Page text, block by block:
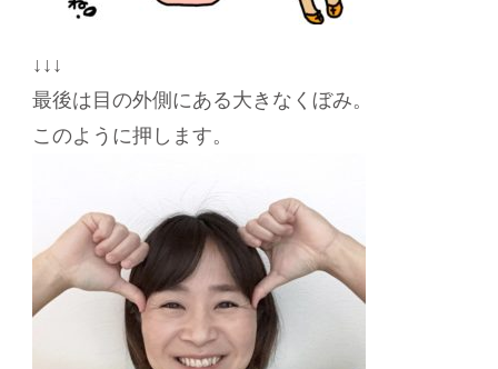
↓↓↓
最後は目の外側にある大きなくぼみ。
このように押します。